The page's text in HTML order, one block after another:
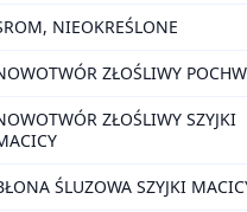
NIEOKREŚLONE
ZŁOŚLIWY
ZŁOŚLIWY SZYJKI
ŚLUZOWA SZYJKI